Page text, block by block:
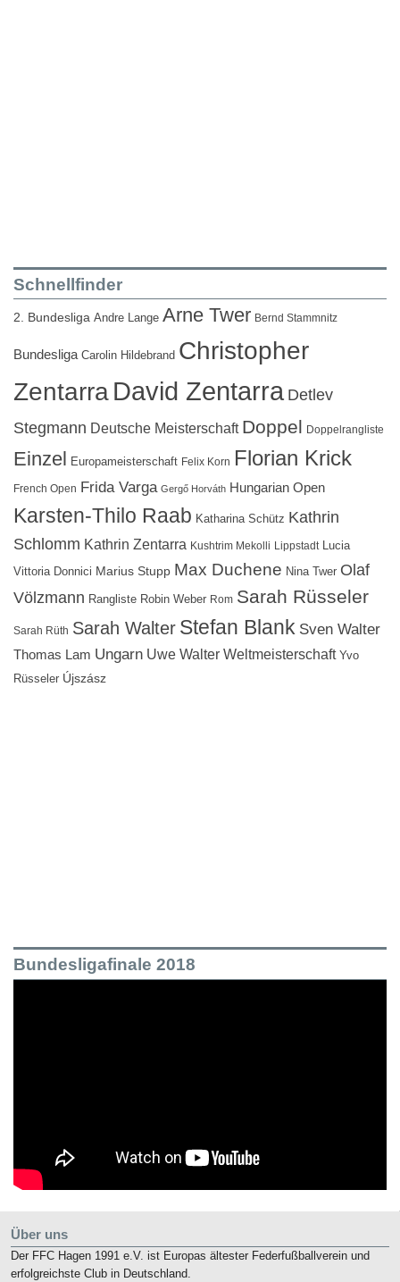
Schnellfinder
2. Bundesliga Andre Lange Arne Twer Bernd Stammnitz
Bundesliga Carolin Hildebrand Christopher
ZentarraDavid Zentarra Detlev
Stegmann Deutsche Meisterschaft Doppel Doppelrangliste
Einzel Europameisterschaft Felix Korn Florian Krick
French Open Frida Varga Gergő Horváth Hungarian Open
Karsten-Thilo Raab Katharina Schütz Kathrin
Schlomm Kathrin Zentarra Kushtrim Mekolli Lippstadt Lucia
Vittoria Donnici Marius Stupp Max Duchene Nina Twer Olaf
Völzmann Rangliste Robin Weber Rom Sarah Rüsseler
Sarah Rüth Sarah Walter Stefan Blank Sven Walter
Thomas Lam Ungarn Uwe Walter Weltmeisterschaft Yvo
Rüsseler Újszász
Bundesligafinale 2018
Über uns
Der FFC Hagen 1991 e.V. ist Europas ältester Federfußballverein und
erfolgreichste Club in Deutschland.